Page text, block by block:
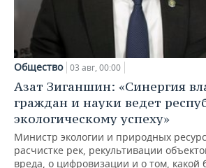
Общество 03 авг, 00:00
Азат Зиганшин: «Синергия
граждан и науки ведет
экологическому успеху»
Министр экологии и природных
расчистке рек, рекультивации
вреда, о цифровизации и о том, какой